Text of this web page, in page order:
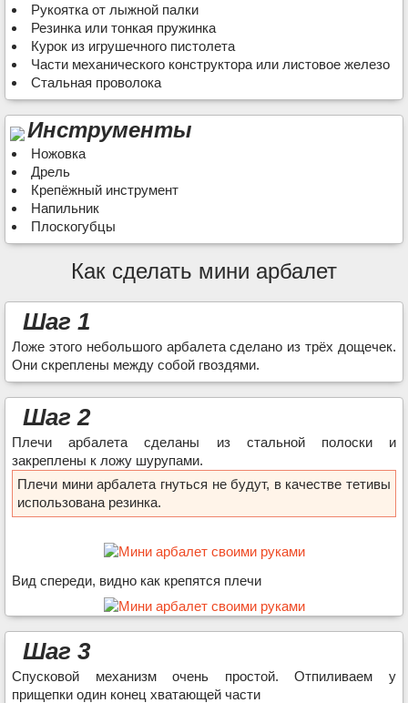
Рукоятка от лыжной палки
Резинка или тонкая пружинка
Курок из игрушечного пистолета
Части механического конструктора или листовое железо
Стальная проволока
Инструменты
Ножовка
Дрель
Крепёжный инструмент
Напильник
Плоскогубцы
Как сделать мини арбалет
Шаг 1
Ложе этого небольшого арбалета сделано из трёх дощечек.
Они скреплены между собой гвоздями.
Шаг 2
Плечи арбалета сделаны из стальной полоски и
закреплены к ложу шурупами.
Плечи мини арбалета гнуться не будут, в качестве тетивы
использована резинка.
Вид спереди, видно как крепятся плечи
Шаг 3
Спусковой механизм очень простой. Отпиливаем у
прищепки один конец хватающей части